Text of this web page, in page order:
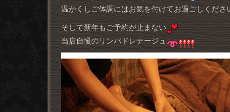
温かくしご体調にはお気を付けてお過ごしくださ
そして新年もご予約が止まない
当店自慢のリンパドレナージュ